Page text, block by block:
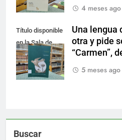
4 meses ago
Título disponible
en la Sala de
Literatura.
Una lengua
otra y pide
“Carmen”,
5 meses ago
Buscar